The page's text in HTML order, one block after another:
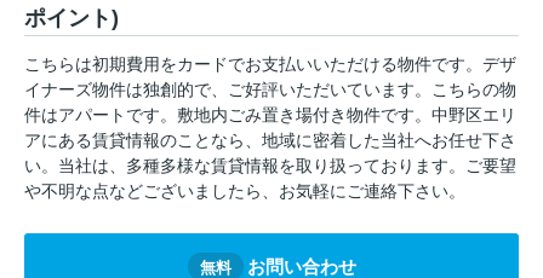
ポイント)
こちらは初期費用をカードでお支払いいただける物件です。デザ
イナーズ物件は独創的で、ご好評いただいています。こちらの物
件はアパートです。敷地内ごみ置き場付き物件です。中野区エリ
アにある賃貸情報のことなら、地域に密着した当社へお任せ下さ
い。当社は、多種多様な賃貸情報を取り扱っております。ご要望
や不明な点などございましたら、お気軽にご連絡下さい。
無料 お問い合わせ